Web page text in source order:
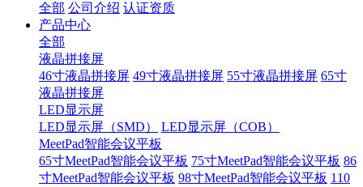
全部 公司介绍 认证资质
产品中心
全部
液晶拼接屏
46寸液晶拼接屏 49寸液晶拼接屏 55寸液晶拼接屏 65寸
液晶拼接屏
LED显示屏
LED显示屏（SMD）
LED显示屏（COB）
MeetPad智能会议平板
65寸MeetPad智能会议平板 75寸MeetPad智能会议平板 86
寸MeetPad智能会议平板 98寸MeetPad智能会议平板 110